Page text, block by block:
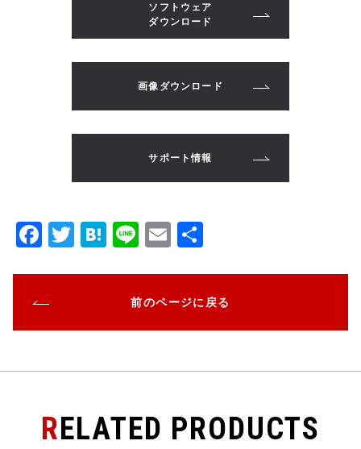
ソフトウェア
ダウンロード
画像ダウンロード
サポート情報
F
e
b
o
k
T
r
H
a
Li
E
l
前のページに戻る
RELATED PRODUCTS